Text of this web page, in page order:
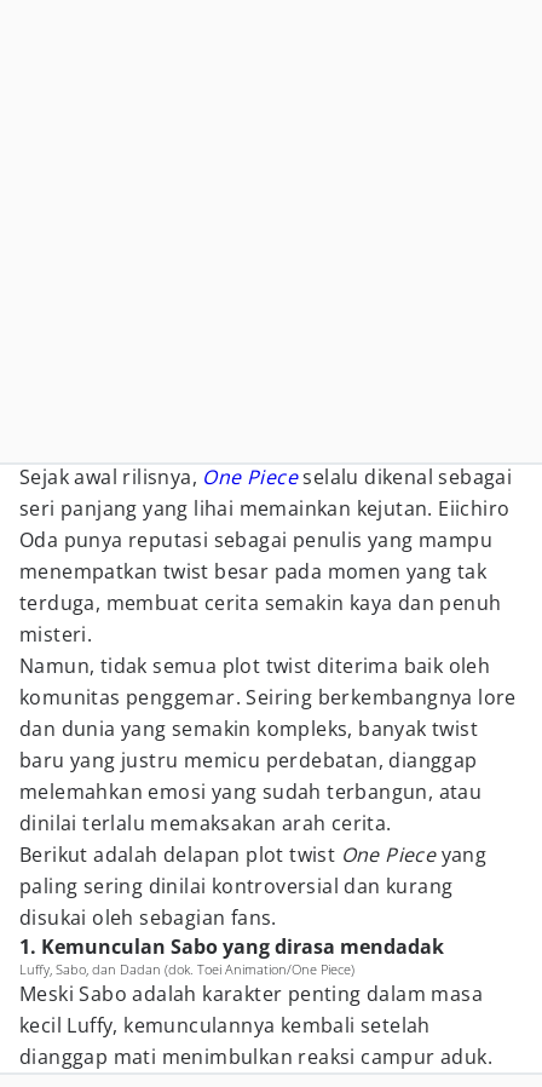
Sejak awal rilisnya, One Pieceselalu dikenal sebagai
seri panjang yang lihai memainkan kejutan. Eiichiro
Oda punya reputasi sebagai penulis yang mampu
menempatkan twist besar pada momen yang tak
terduga, membuat cerita semakin kaya dan penuh
misteri.
Namun, tidak semua plot twist diterima baik oleh
komunitas penggemar. Seiring berkembangnya lore
dan dunia yang semakin kompleks, banyak twist
baru yang justru memicu perdebatan, dianggap
melemahkan emosi yang sudah terbangun, atau
dinilai terlalu memaksakan arah cerita.
Berikut adalah delapan plot twist One Pieceyang
paling sering dinilai kontroversial dan kurang
disukai oleh sebagian fans.
1. Kemunculan Sabo yang dirasa mendadak
Luffy, Sabo, dan Dadan (dok. Toei Animation/One Piece)
Meski Sabo adalah karakter penting dalam masa
kecil Luffy, kemunculannya kembali setelah
dianggap mati menimbulkan reaksi campur aduk.